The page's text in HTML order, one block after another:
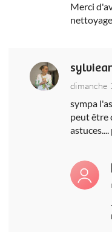
Merci
dimanche
sympa
peut être